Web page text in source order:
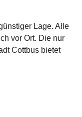
Lage. Alle
vor Ort. Die nur
Cottbus bietet